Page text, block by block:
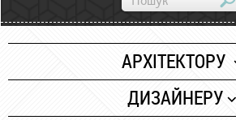
АРХІТЕКТОРУ
Папір
ДИЗАЙНЕРУ